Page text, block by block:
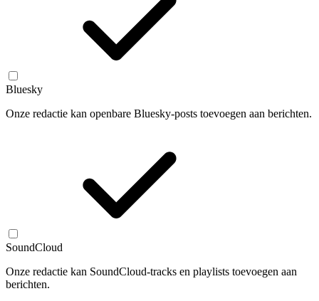
Bluesky
Onze redactie kan openbare Bluesky-posts toevoegen aan berichten.
SoundCloud
Onze redactie kan SoundCloud-tracks en playlists toevoegen aan
berichten.